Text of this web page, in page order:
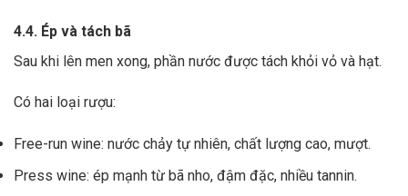
4.4. Ép và tách bã
Sau khi lên men xong, phần nước được tách khỏi vỏ và hạt.
Có hai loại rượu:
Free-run wine: nước chảy tự nhiên, chất lượng cao, mượt.
Press wine: ép mạnh từ bã nho, đậm đặc, nhiều tannin.